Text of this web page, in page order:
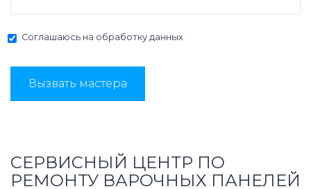
Соглашаюсь на обработку данных
Вызвать мастера
СЕРВИСНЫЙ ЦЕНТР ПО
РЕМОНТУ ВАРОЧНЫХ ПАНЕЛЕЙ